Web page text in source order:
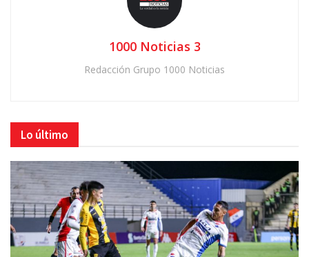
1000 Noticias 3
Redacción Grupo 1000 Noticias
Lo último